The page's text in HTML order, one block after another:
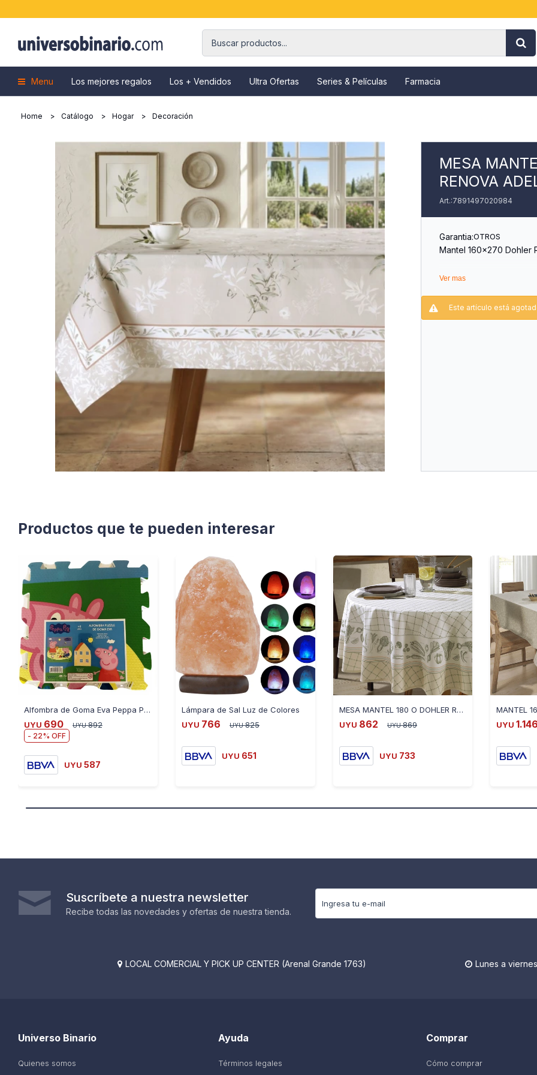
Menu Los mejores regalos Los + Vendidos Ultra Ofertas Series & Películas Farmacia
Home Catálogo Hogar Decoración
MESA
RENOVA
7891497020984
Garantia:OTROS
Mantel 160x270 Dohler
Ver mas
Este artículo está
Productos que te pueden interesar
Alfombra de Goma Eva Peppa Pig 30 cm X 30 cm 9 Piezas
UYU 690 UYU 892
22
UYU 587
Lámpara de Sal Luz de Colores
UYU 766 UYU 825
UYU 651
MESA MANTEL 180 O DOHLER RENOVA ADELE 5784107
UYU 862 UYU 869
UYU 733
UYU
Suscríbete a nuestra newsletter
Recibe todas las novedades y ofertas de nuestra tienda.
 LOCAL COMERCIAL Y PICK UP CENTER (Arenal Grande 1763)  Lunes a
Ayuda
Términos legales
Universo Binario
Quienes somos
Comprar
Cómo comprar